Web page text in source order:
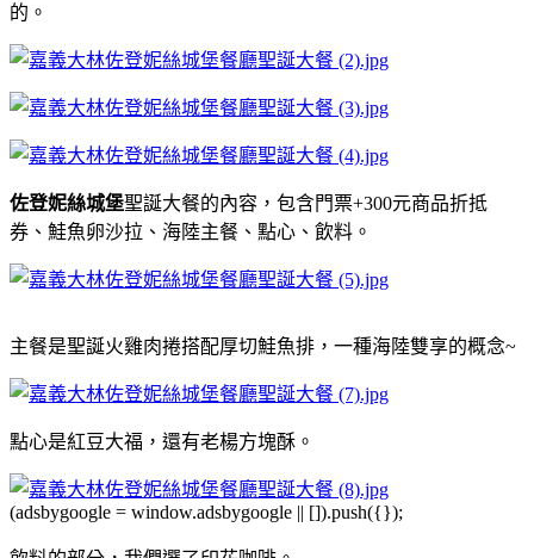
的。
佐登妮絲城堡聖誕大餐的內容，包含門票+300元商品折抵
券、鮭魚卵沙拉、海陸主餐、點心、飲料。
主餐是聖誕火雞肉捲搭配厚切鮭魚排，一種海陸雙享的概念~
點心是紅豆大福，還有老楊方塊酥。
(adsbygoogle = window.adsbygoogle || []).push({});